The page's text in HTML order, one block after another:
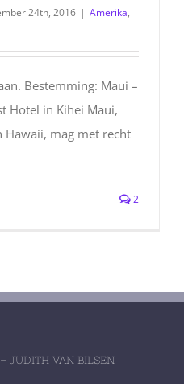
24th, 2016 | Amerika,
Bestemming: Maui –
Hotel in Kihei Maui,
Hawaii, mag met recht
2
JUDITH VAN BILSEN